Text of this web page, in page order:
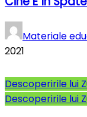
Materiale
2021
Descoperirile lui
Descoperirile lui